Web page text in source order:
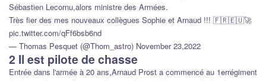
Sébastien Lecornu,alors ministre des Armées.
Très fier des mes nouveaux collègues Sophie et Arnaud !!! 🇫🇷🇪🇺🚀
pic.twitter.com/qFf6bsb6nd
— Thomas Pesquet (@Thom_astro) November 23,2022
2 Il est pilote de chasse
Entrée dans l'armée à 20 ans,Arnaud Prost a commencé au 1errégiment